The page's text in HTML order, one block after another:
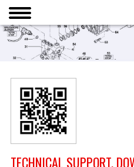
TECHNICAL SUPPORT,